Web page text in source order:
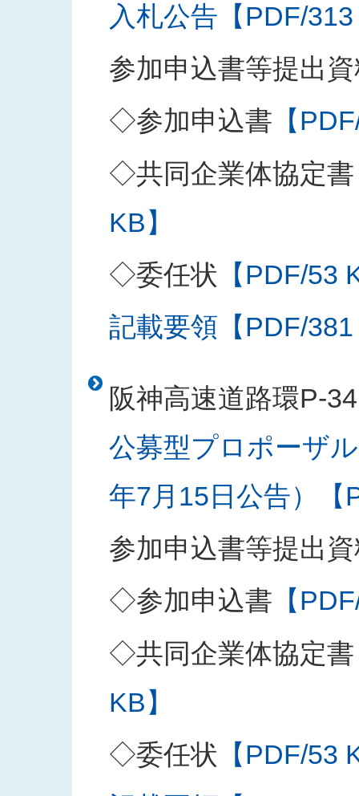
入札公告【PDF/
参加申込書等提出
◇参加申込書 【
◇共同企業体協定書
KB】
◇委任状 【PDF/53
記載要領【PDF/
阪神高速道路環P-
公募型プロポーザ
年7月15日公告）【
参加申込書等提出
◇参加申込書 【
◇共同企業体協定書
KB】
◇委任状 【PDF/53